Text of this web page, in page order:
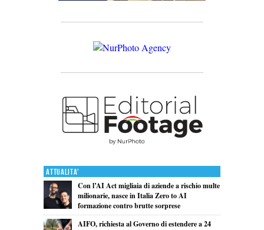
Attualita'
Con l’AI Act migliaia di aziende a rischio multe
milionarie, nasce in Italia Zero to AI
formazione contro brutte sorprese
AIFO, richiesta al Governo di estendere a 24